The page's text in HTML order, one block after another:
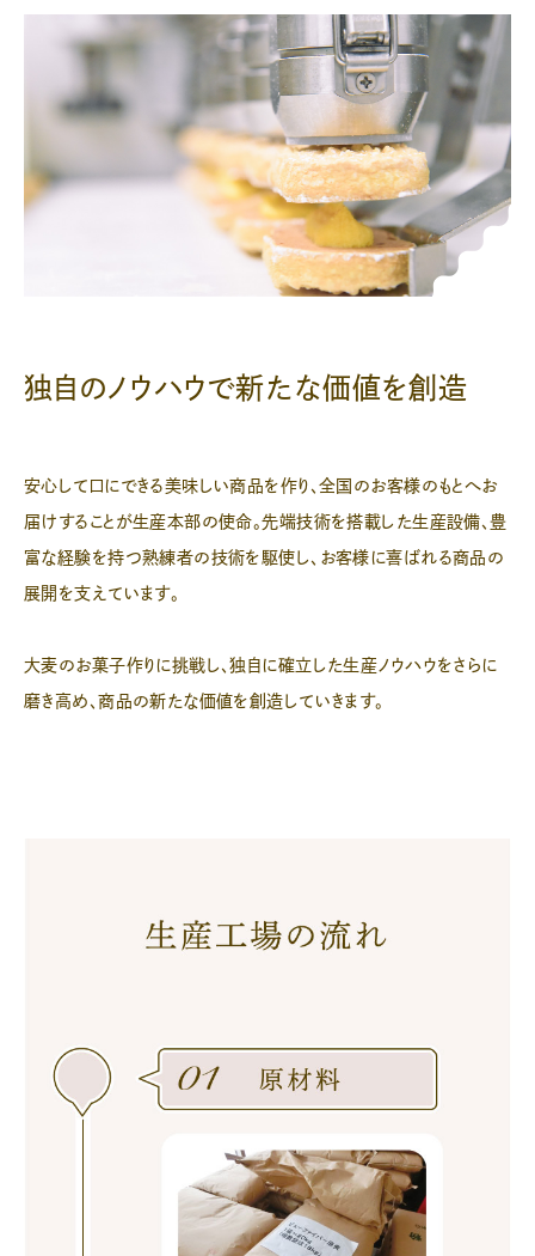
独自のノウハウで新たな価値を創造
安心して口にできる美味しい商品を作り、全国のお客様のもとへお
届けすることが生産本部の使命。先端技術を搭載した生産設備、豊
富な経験を持つ熟練者の技術を駆使し、お客様に喜ばれる商品の
展開を支えています。
大麦のお菓子作りに挑戦し、独自に確立した生産ノウハウをさらに
磨き高め、商品の新たな価値を創造していきます。